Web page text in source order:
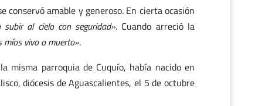
amable y generoso. En cierta ocasión
al cielo con seguridad». Cuando arreció la
míos vivo o muerto».
parroquia de Cuquío, había nacido en
diócesis de Aguascalientes, el 5 de octubre